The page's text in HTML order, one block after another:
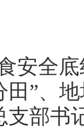
安全
田”、
支部书